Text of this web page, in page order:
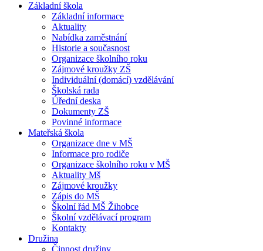
Základní škola
Základní informace
Aktuality
Nabídka zaměstnání
Historie a současnost
Organizace školního roku
Zájmové kroužky ZŠ
Individuální (domácí) vzdělávání
Školská rada
Úřední deska
Dokumenty ZŠ
Povinné informace
Mateřská škola
Organizace dne v MŠ
Informace pro rodiče
Organizace školního roku v MŠ
Aktuality Mš
Zájmové kroužky
Zápis do MŠ
Školní řád MŠ Žihobce
Školní vzdělávací program
Kontakty
Družina
Činnost družiny